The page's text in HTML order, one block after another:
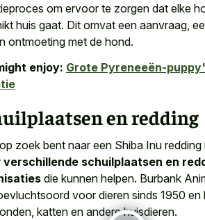
om ervoor te zorgen dat elke
huis gaat. Dit omvat een aanvraag,
ontmoeting met de hond.
enjoy: Grote Pyreneeën-
en redding
zoek bent naar een Shiba Inu redding
verschillende schuilplaatsen en
die kunnen helpen. Burbank
voor dieren sinds 1950 en
katten en andere huisdieren.